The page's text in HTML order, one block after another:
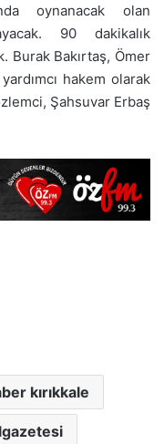
oynanacak olan
90 dakikalık
Burak Bakırtaş, Ömer
hakem olarak
Şahsuvar Erbaş
kırıkkale